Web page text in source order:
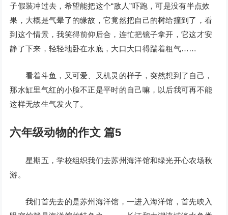
子假装冲过去，希望能把这个“敌人”吓跑，可是没有半点效
果，大概是气晕了的缘故，它竟然把自己的树给撞到了，看
到这个情景，我笑得前仰后合，连忙把镜子拿开，它这才安
静了下来，轻轻地卧在水底，大口大口得踹着粗气……
看着斗鱼，又可爱、又机灵的样子，突然想到了自己，
那水缸里气红的小脸不正是平时的自己嘛，以后我可再不能
这样无故生气发火了。
六年级动物的作文 篇5
星期五，学校组织我们去苏州海洋馆和绿光开心农场秋
游。
我们首先去的是苏州海洋馆，一进入海洋馆，首先映入